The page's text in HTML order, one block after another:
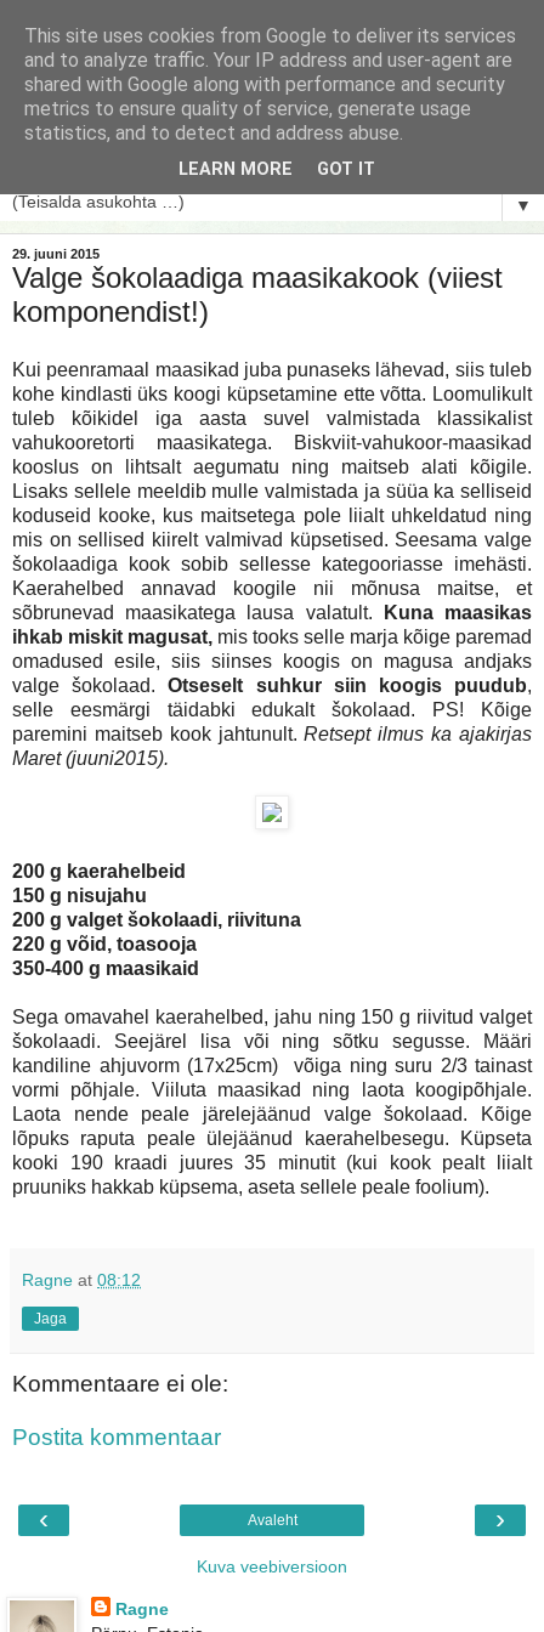
▼
29. juuni 2015
Valge šokolaadiga maasikakook (viiest
komponendist!)
Kui peenramaal maasikad juba punaseks lähevad, siis tuleb
kohe kindlasti üks koogi küpsetamine ette võtta. Loomulikult
tuleb kõikidel iga aasta suvel valmistada klassikalist
vahukooretorti maasikatega. Biskviit-vahukoor-maasikad
kooslus on lihtsalt aegumatu ning maitseb alati kõigile.
Lisaks sellele meeldib mulle valmistada ja süüa ka selliseid
koduseid kooke, kus maitsetega pole liialt uhkeldatud ning
mis on sellised kiirelt valmivad küpsetised. Seesama valge
šokolaadiga kook sobib sellesse kategooriasse imehästi.
Kaerahelbed annavad koogile nii mõnusa maitse, et
sõbrunevad maasikatega lausa valatult.
Kuna maasikas
ihkab miskit magusat, mis tooks selle marja kõige paremad
omadused esile, siis siinses koogis on magusa andjaks
valge šokolaad.Otseselt suhkur siin koogis puudub,
selle eesmärgi täidabki edukalt šokolaad. PS! Kõige
paremini maitseb kook jahtunult.Retsept ilmus ka ajakirjas
Maret (juuni2015).
200 g kaerahelbeid
150 g nisujahu
200 g valget šokolaadi, riivituna
220 g võid, toasooja
350-400 g maasikaid
Sega omavahel kaerahelbed, jahu ning 150 g riivitud valget
šokolaadi. Seejärel lisa või ning sõtku segusse. Määri
kandiline ahjuvorm (17x25cm)
võiga ning suru 2/3 tainast
vormi põhjale. Viiluta maasikad ning laota koogipõhjale.
Laota nende peale järelejäänud valge šokolaad. Kõige
lõpuks raputa peale ülejäänud kaerahelbesegu. Küpseta
kooki 190 kraadi juures 35 minutit (kui kook pealt liialt
pruuniks hakkab küpsema, aseta sellele peale foolium).
Ragne at 08:12
Jaga
Kommentaare ei ole:
Postita kommentaar
‹ ›
Avaleht
Kuva veebiversioon
Ragne
This site uses cookies from Google to deliver its services
and to analyze traffic. Your IP address and user-agent are
shared with Google along with performance and security
metrics to ensure quality of service, generate usage
statistics, and to detect and address abuse.
LEARN MORE GOT IT